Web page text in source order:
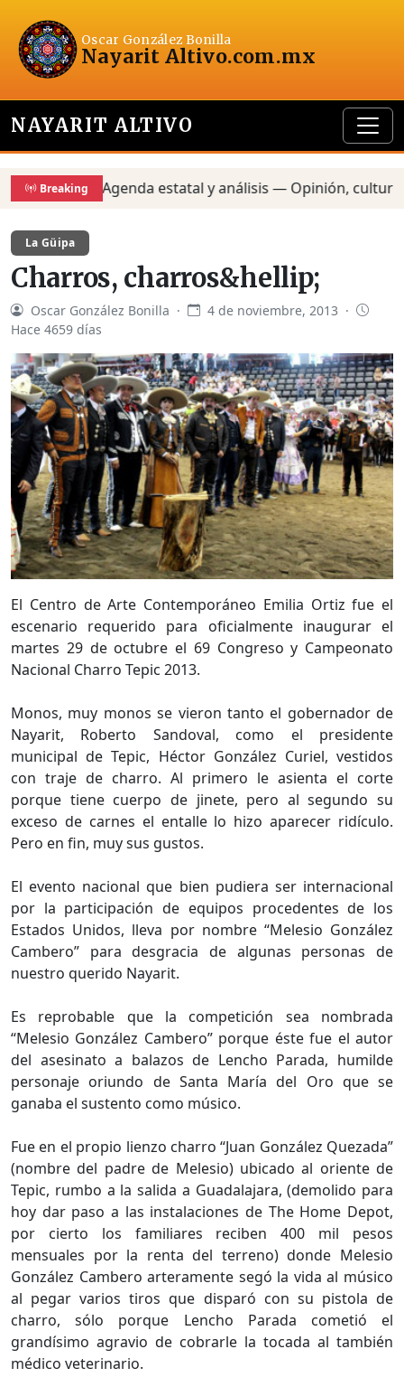
Oscar González Bonilla
Nayarit Altivo.com.mx
NAYARIT ALTIVO
BreakingAgenda estatal y análisis — Opinión, cultura y
La Güipa
Charros, charros&hellip;
Oscar González Bonilla ·
4 de noviembre, 2013 ·
Hace 4659 días
El Centro de Arte Contemporáneo Emilia Ortiz fue el
escenario requerido para oficialmente inaugurar el
martes 29 de octubre el 69 Congreso y Campeonato
Nacional Charro Tepic 2013.
Monos, muy monos se vieron tanto el gobernador de
Nayarit, Roberto Sandoval, como el presidente
municipal de Tepic, Héctor González Curiel, vestidos
con traje de charro. Al primero le asienta el corte
porque tiene cuerpo de jinete, pero al segundo su
exceso de carnes el entalle lo hizo aparecer ridículo.
Pero en fin, muy sus gustos.
El evento nacional que bien pudiera ser internacional
por la participación de equipos procedentes de los
Estados Unidos, lleva por nombre “Melesio González
Cambero” para desgracia de algunas personas de
nuestro querido Nayarit.
Es reprobable que la competición sea nombrada
“Melesio González Cambero” porque éste fue el autor
del asesinato a balazos de Lencho Parada, humilde
personaje oriundo de Santa María del Oro que se
ganaba el sustento como músico.
Fue en el propio lienzo charro “Juan González Quezada”
(nombre del padre de Melesio) ubicado al oriente de
Tepic, rumbo a la salida a Guadalajara, (demolido para
hoy dar paso a las instalaciones de The Home Depot,
por cierto los familiares reciben 400 mil pesos
mensuales por la renta del terreno) donde Melesio
González Cambero arteramente segó la vida al músico
al pegar varios tiros que disparó con su pistola de
charro, sólo porque Lencho Parada cometió el
grandísimo agravio de cobrarle la tocada al también
médico veterinario.